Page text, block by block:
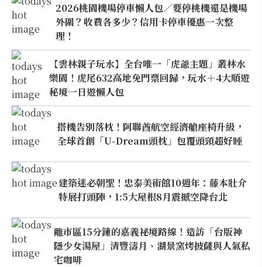
2026桃園機場停車懶人包／要停桃機還是機場
外圍？收費各多少？信用卡停車優惠一次整
理！
【雲林親子玩水】全台唯一「虎爺主題」叢林水
樂園！虎尾632高地免門票回歸，玩水＋4大順遊
秘境一日遊懶人包
搭機告別落枕！阿聯酋航空經濟艙座椅升級，
全球首創「U-Dream頭枕」包覆頭頸超好睡
建築迷必朝聖！忠泰美術館10週年：藤本壯介
特展打頭陣，1:5大屋根8月震撼空降台北
離市區15分鐘的嘉義祕境路線！造訪「台版神
隱少女湯屋」清豐濤月、湖景窯烤披薩與人氣私
宅咖啡